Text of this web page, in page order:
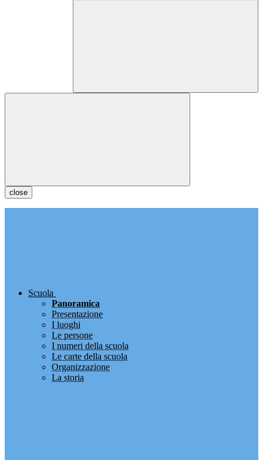
close
Scuola
Panoramica
Presentazione
I luoghi
Le persone
I numeri della scuola
Le carte della scuola
Organizzazione
La storia